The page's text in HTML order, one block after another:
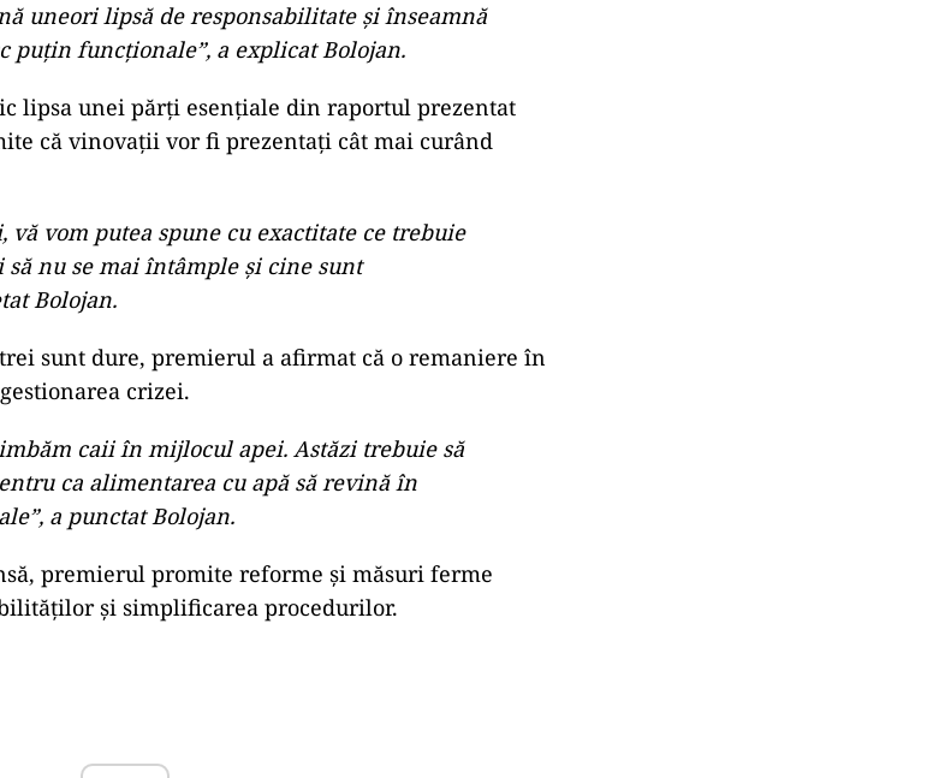
uneori lipsă de responsabilitate și înseamnă
puțin funcționale”, a explicat Bolojan.
lipsa unei părți esențiale din raportul prezentat
că vinovații vor fi prezentați cât mai curând
vom putea spune cu exactitate ce trebuie
nu se mai întâmple și cine sunt
Bolojan.
sunt dure, premierul a afirmat că o remaniere în
crizei.
caii în mijlocul apei. Astăzi trebuie să
ca alimentarea cu apă să revină în
a punctat Bolojan.
premierul promite reforme și măsuri ferme
și simplificarea procedurilor.